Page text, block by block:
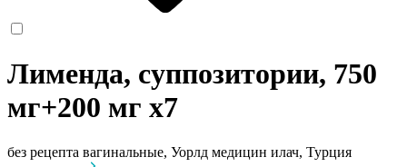
Лименда, суппозитории, 750
мг+200 мг x7
без рецепта вагинальные, Уорлд медицин илач, Турция